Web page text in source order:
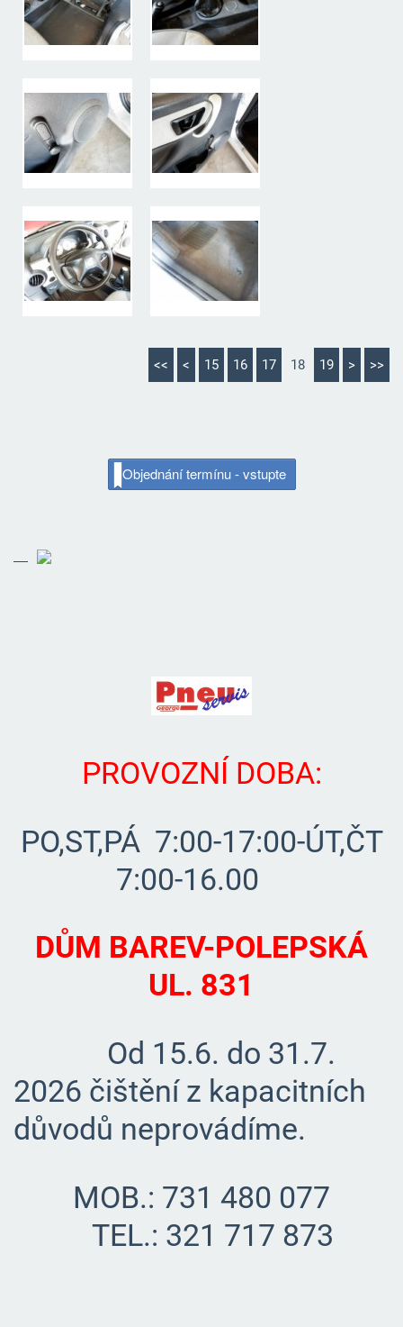
<< < 15 16 17 18 19 > >>
Objednání termínu - vstupte
PROVOZNÍ DOBA:
PO,ST,PÁ 7:00-17:00-ÚT,ČT
7:00-16.00
DŮM BAREV-POLEPSKÁ
UL. 831
Od 15.6. do 31.7.
2026 čištění z kapacitních
důvodů neprovádíme.
MOB.: 731 480 077
TEL.: 321 717 873